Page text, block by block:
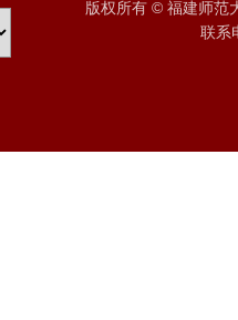
版权所有 © 福建师范
联系